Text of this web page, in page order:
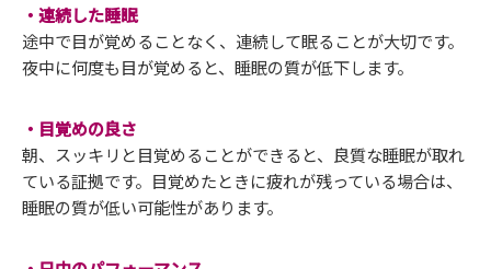
・連続した睡眠
途中で目が覚めることなく、連続して眠ることが大切です。
夜中に何度も目が覚めると、睡眠の質が低下します。
・目覚めの良さ
朝、スッキリと目覚めることができると、良質な睡眠が取れ
ている証拠です。目覚めたときに疲れが残っている場合は、
睡眠の質が低い可能性があります。